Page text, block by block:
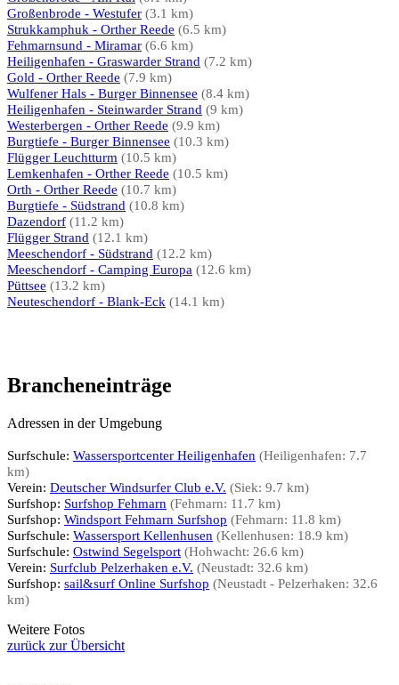
Großenbrode - Westufer (3.1 km)
Strukkamphuk - Orther Reede (6.5 km)
Fehmarnsund - Miramar (6.6 km)
Heiligenhafen - Graswarder Strand (7.2 km)
Gold - Orther Reede (7.9 km)
Wulfener Hals - Burger Binnensee (8.4 km)
Heiligenhafen - Steinwarder Strand (9 km)
Westerbergen - Orther Reede (9.9 km)
Burgtiefe - Burger Binnensee (10.3 km)
Flügger Leuchtturm (10.5 km)
Lemkenhafen - Orther Reede (10.5 km)
Orth - Orther Reede (10.7 km)
Burgtiefe - Südstrand (10.8 km)
Dazendorf (11.2 km)
Flügger Strand (12.1 km)
Meeschendorf - Südstrand (12.2 km)
Meeschendorf - Camping Europa (12.6 km)
Püttsee (13.2 km)
Neuteschendorf - Blank-Eck (14.1 km)
Brancheneinträge
Adressen in der Umgebung
Surfschule: Wassersportcenter Heiligenhafen (Heiligenhafen: 7.7
km)
Verein: Deutscher Windsurfer Club e.V. (Siek: 9.7 km)
Surfshop: Surfshop Fehmarn (Fehmarn: 11.7 km)
Surfshop: Windsport Fehmarn Surfshop (Fehmarn: 11.8 km)
Surfschule: Wassersport Kellenhusen (Kellenhusen: 18.9 km)
Surfschule: Ostwind Segelsport (Hohwacht: 26.6 km)
Verein: Surfclub Pelzerhaken e.V. (Neustadt: 32.6 km)
Surfshop: sail&surf Online Surfshop (Neustadt - Pelzerhaken: 32.6
km)
Weitere Fotos
zurück zur Übersicht